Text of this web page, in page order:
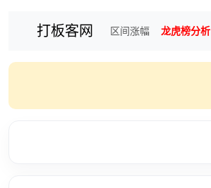
打板客网 区间涨幅 龙虎榜分析